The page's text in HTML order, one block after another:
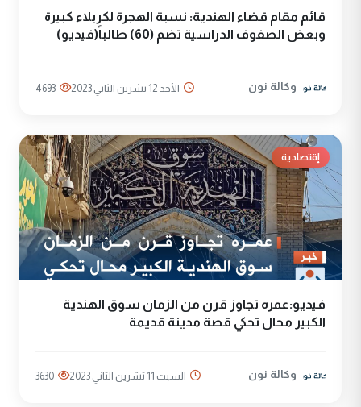
قائم مقام قضاء الهندية: نسبة الهجرة لكربلاء كبيرة
وبعض الصفوف الدراسية تضم (60) طالباً(فيديو)
وكالة نون الأحد 12 تشرين الثاني 2023 4693
إقتصادية
فيديو:عمره تجاوز قرن من الزمان سوق الهندية
الكبير محال تحكي قصة مدينة قديمة
وكالة نون السبت 11 تشرين الثاني 2023 3630